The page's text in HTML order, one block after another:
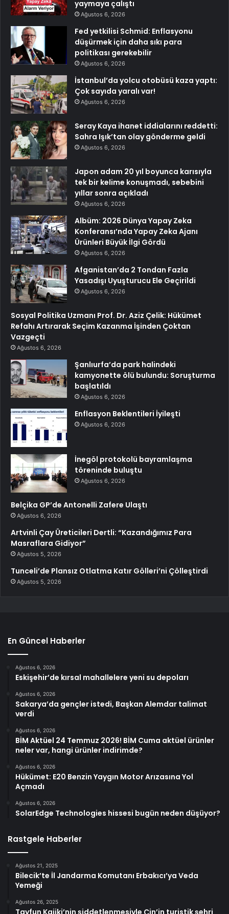
yaymaya çalıştı
Ağustos 6, 2026
Fed yetkilisi Schmid: Enflasyonu
düşürmek için daha sıkı para
politikası gerekebilir
Ağustos 6, 2026
İstanbul’da yolcu otobüsü kaza yaptı:
Çok sayıda yaralı var!
Ağustos 6, 2026
Seray Kaya ihanet iddialarını reddetti:
Sahra Işık’tan olay gönderme geldi
Ağustos 6, 2026
Japon adam 20 yıl boyunca karısıyla
tek bir kelime konuşmadı, sebebini
yıllar sonra açıkladı
Ağustos 6, 2026
Albüm: 2026 Dünya Yapay Zeka
Konferansı’nda Yapay Zeka Ajanı
Ürünleri Büyük İlgi Gördü
Ağustos 6, 2026
Afganistan’da 2 Tondan Fazla
Yasadışı Uyuşturucu Ele Geçirildi
Ağustos 6, 2026
Sosyal Politika Uzmanı Prof. Dr. Aziz Çelik: Hükümet
Refahı Artırarak Seçim Kazanma İşinden Çoktan
Vazgeçti
Ağustos 6, 2026
Şanlıurfa’da park halindeki
kamyonette ölü bulundu: Soruşturma
başlatıldı
Ağustos 6, 2026
Enflasyon Beklentileri İyileşti
Ağustos 6, 2026
İnegöl protokolü bayramlaşma
töreninde buluştu
Ağustos 6, 2026
Belçika GP’de Antonelli Zafere Ulaştı
Ağustos 6, 2026
Artvinli Çay Üreticileri Dertli: “Kazandığımız Para
Masraflara Gidiyor”
Ağustos 5, 2026
Tunceli’de Plansız Otlatma Katır Gölleri’ni Çölleştirdi
Ağustos 5, 2026
En Güncel Haberler
Ağustos 6, 2026
Eskişehir’de kırsal mahallelere yeni su depoları
Ağustos 6, 2026
Sakarya’da gençler istedi, Başkan Alemdar talimat
verdi
Ağustos 6, 2026
BİM Aktüel 24 Temmuz 2026! BİM Cuma aktüel ürünler
neler var, hangi ürünler indirimde?
Ağustos 6, 2026
Hükümet: E20 Benzin Yaygın Motor Arızasına Yol
Açmadı
Ağustos 6, 2026
SolarEdge Technologies hissesi bugün neden düşüyor?
Rastgele Haberler
Ağustos 21, 2025
Bilecik’te İl Jandarma Komutanı Erbakıcı’ya Veda
Yemeği
Ağustos 26, 2025
Tayfun Kajiki’nin şiddetlenmesiyle Çin’in turistik şehri